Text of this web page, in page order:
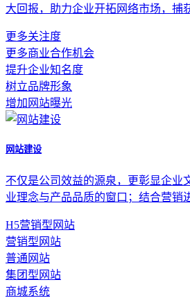
大回报，助力企业开拓网络市场，捕
更多关注度
更多商业合作机会
提升企业知名度
树立品牌形象
增加网站曝光
网站建设
不仅是公司效益的源泉，更彰显企业
业理念与产品品质的窗口；结合营销
H5营销型网站
营销型网站
普通网站
集团型网站
商城系统